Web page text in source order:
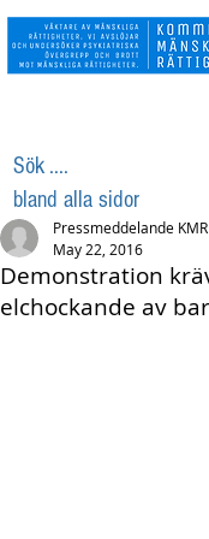
Sök ....
bland alla sidor
Demonstration
elchockande av
Pressmeddelande KMR
May 22, 2016